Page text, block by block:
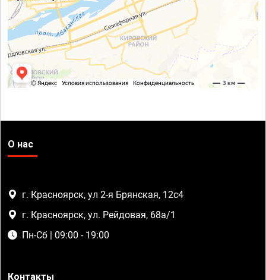
О нас
г. Красноярск, ул 2-я Брянская, 12с4
г. Красноярск, ул. Рейдовая, 68а/1
Пн-Сб | 09:00 - 19:00
Контакты